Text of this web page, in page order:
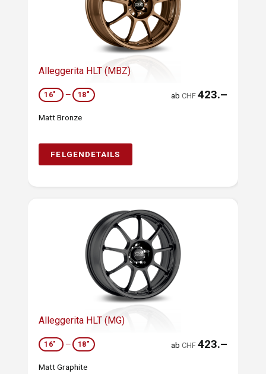
Alleggerita HLT (MBZ)
16" — 18" abCHF 423.–
Matt Bronze
FELGENDETAILS
Alleggerita HLT (MG)
16" — 18" abCHF 423.–
Matt Graphite